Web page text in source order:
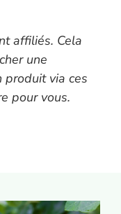
affiliés. Cela
une
produit via ces
pour vous.